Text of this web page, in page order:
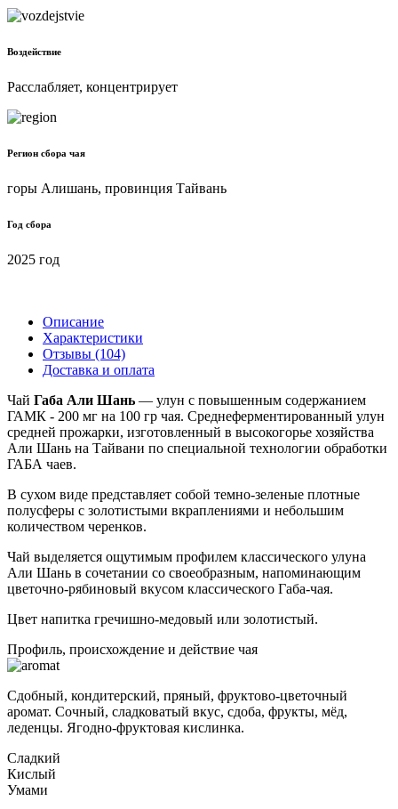
Воздействие
Расслабляет, концентрирует
Регион сбора чая
горы Алишань, провинция Тайвань
Год сбора
2025 год
Описание
Характеристики
Отзывы (104)
Доставка и оплата
Чай Габа Али Шань — улун с повышенным содержанием
ГАМК - 200 мг на 100 гр чая. Среднеферментированный улун
средней прожарки, изготовленный в высокогорье хозяйства
Али Шань на Тайвани по специальной технологии обработки
ГАБА чаев.
В сухом виде представляет собой темно-зеленые плотные
полусферы с золотистыми вкраплениями и небольшим
количеством черенков.
Чай выделяется ощутимым профилем классического улуна
Али Шань в сочетании со своеобразным, напоминающим
цветочно-рябиновый вкусом классического Габа-чая.
Цвет напитка гречишно-медовый или золотистый.
Профиль, происхождение и действие чая
Сдобный, кондитерский, пряный, фруктово-цветочный
аромат. Сочный, сладковатый вкус, сдоба, фрукты, мёд,
леденцы. Ягодно-фруктовая кислинка.
Сладкий
Кислый
Умами